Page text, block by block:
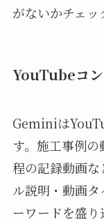
がないかチェッ
YouTubeコ
Geminiは
す。施工事例
程の記録動画
ル説明・動画
ーワードを盛